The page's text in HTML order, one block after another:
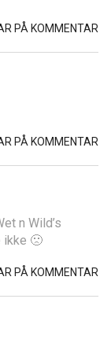
PÅ KOMMENTAR
PÅ KOMMENTAR
n Wild’s
ikke 🙁
PÅ KOMMENTAR